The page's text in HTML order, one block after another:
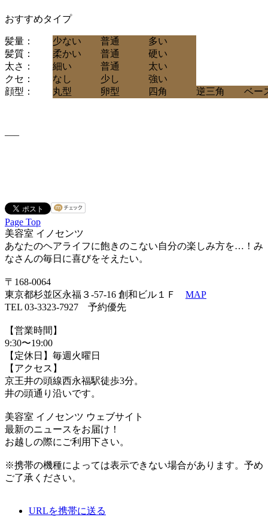
おすすめタイプ
髪量： 少ない 普通
多い
髪質：
柔かい 普通
硬い
太さ：
細い 普通
太い
クセ：
なし 少し
強い
顔型：
丸型 卵型 四角 逆三角 ベー
—–
Page Top
美容室 イノセンツ
あなたのヘアライフに飽きのこない自分の楽しみ方を…！み
なさんの毎日に喜びをそえたい。
〒168-0064
東京都杉並区永福３-57-16 創和ビル１Ｆ MAP
TEL 03-3323-7927 予約優先
【営業時間】
9:30〜19:00
【定休日】毎週火曜日
【アクセス】
京王井の頭線西永福駅徒歩3分。
井の頭通り沿いです。
美容室 イノセンツ ウェブサイト
最新のニュースをお届け！
お越しの際にご利用下さい。
※携帯の機種によっては表示できない場合があります。予め
ご了承ください。
URLを携帯に送る